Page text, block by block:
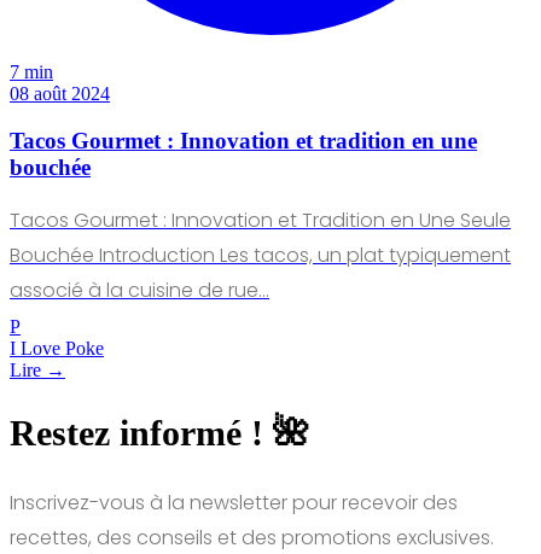
7 min
08 août 2024
Tacos Gourmet : Innovation et tradition en une
bouchée
Tacos Gourmet : Innovation et Tradition en Une Seule
Bouchée Introduction Les tacos, un plat typiquement
associé à la cuisine de rue…
P
I Love Poke
Lire →
Restez informé ! 🌺
Inscrivez-vous à la newsletter pour recevoir des
recettes, des conseils et des promotions exclusives.